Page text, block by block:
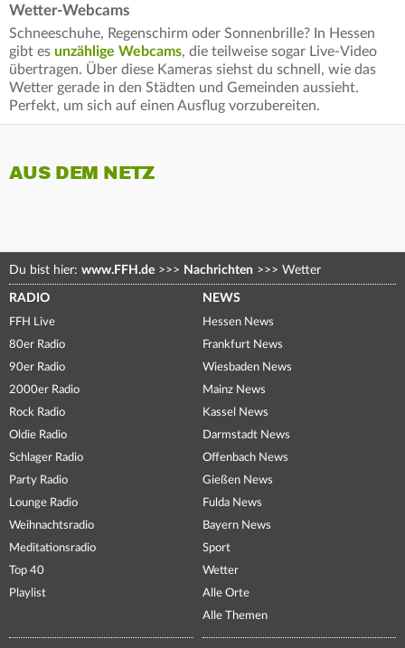
Wetter-Webcams
Schneeschuhe, Regenschirm oder Sonnenbrille? In Hessen
gibt es unzählige Webcams, die teilweise sogar Live-Video
übertragen. Über diese Kameras siehst du schnell, wie das
Wetter gerade in den Städten und Gemeinden aussieht.
Perfekt, um sich auf einen Ausflug vorzubereiten.
AUS DEM NETZ
Du bist hier: www.FFH.de >>> Nachrichten >>> Wetter
RADIO
FFH Live
80er Radio
90er Radio
2000er Radio
Rock Radio
Oldie Radio
Schlager Radio
Party Radio
Lounge Radio
Weihnachtsradio
Meditationsradio
Top 40
Playlist
NEWS
Hessen News
Frankfurt News
Wiesbaden News
Mainz News
Kassel News
Darmstadt News
Offenbach News
Gießen News
Fulda News
Bayern News
Sport
Wetter
Alle Orte
Alle Themen